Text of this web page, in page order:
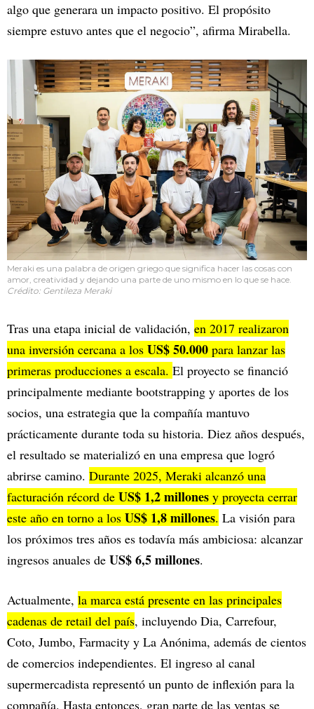
algo que generara un impacto positivo. El propósito
siempre estuvo antes que el negocio”, afirma Mirabella.
Meraki es una palabra de origen griego que significa hacer las cosas con
amor, creatividad y dejando una parte de uno mismo en lo que se hace.
Crédito: Gentileza Meraki
Tras una etapa inicial de validación, en 2017 realizaron
una inversión cercana a los US$ 50.000 para lanzar las
primeras producciones a escala. El proyecto se financió
principalmente mediante bootstrapping y aportes de los
socios, una estrategia que la compañía mantuvo
prácticamente durante toda su historia. Diez años después,
el resultado se materializó en una empresa que logró
abrirse camino. Durante 2025, Meraki alcanzó una
facturación récord de US$ 1,2 millones y proyecta cerrar
este año en torno a los US$ 1,8 millones. La visión para
los próximos tres años es todavía más ambiciosa: alcanzar
ingresos anuales de US$ 6,5 millones.
Actualmente, la marca está presente en las principales
cadenas de retail del país, incluyendo Dia, Carrefour,
Coto, Jumbo, Farmacity y La Anónima, además de cientos
de comercios independientes. El ingreso al canal
supermercadista representó un punto de inflexión para la
compañía. Hasta entonces, gran parte de las ventas se